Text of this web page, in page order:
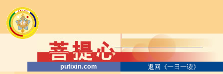
putixin.com 返回《一日一读》